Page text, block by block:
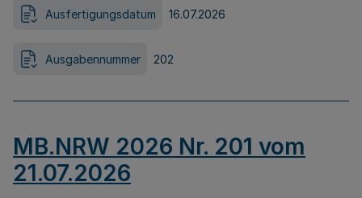
Ausfertigungsdatum 16.07.2026
Ausgabennummer 202
MB.NRW 2026 Nr. 201 vom
21.07.2026